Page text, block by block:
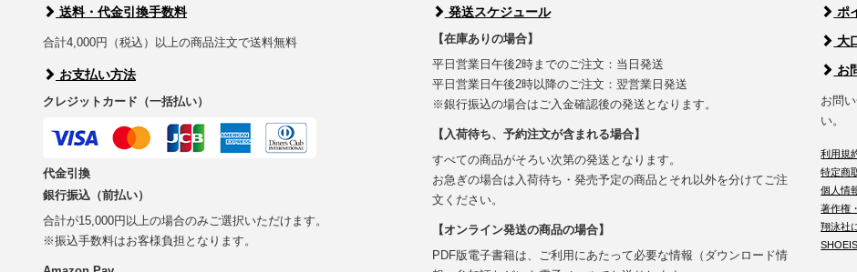
送料・代金引換手数料
合計4,000円（税込）以上の商品注文で送料無料
お支払い方法
クレジットカード（一括払い）
代金引換
銀行振込（前払い）
合計が15,000円以上の場合のみご選択いただけます。
※振込手数料はお客様負担となります。
発送スケジュール
【在庫ありの場合】
平日営業日午後2時までのご注文：当日発送
平日営業日午後2時以降のご注文：翌営業日発送
※銀行振込の場合はご入金確認後の発送となります。
【入荷待ち、予約注文が含まれる場合】
すべての商品がそろい次第の発送となります。
お急ぎの場合は入荷待ち・発売予定の商品とそれ以外を分けてご注
文ください。
【オンライン発送の商品の場合】
PDF版電子書籍は、ご利用にあたって必要な情報（ダウンロード情
ポ
大
お
お問
い。
利用規
特定商
個人情
著作権
翔泳社